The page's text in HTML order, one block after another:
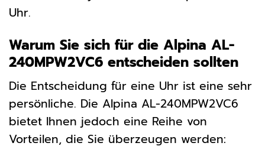
Uhr.
Warum Sie sich für die Alpina AL-
240MPW2VC6 entscheiden sollten
Die Entscheidung für eine Uhr ist eine sehr
persönliche. Die Alpina AL-240MPW2VC6
bietet Ihnen jedoch eine Reihe von
Vorteilen, die Sie überzeugen werden: